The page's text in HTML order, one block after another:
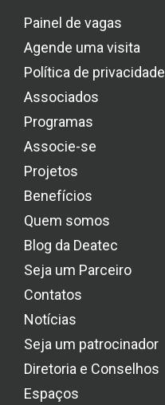
Painel de vagas
Agende uma visita
Política de privacidade
Associados
Programas
Associe-se
Projetos
Benefícios
Quem somos
Blog da Deatec
Seja um Parceiro
Contatos
Notícias
Seja um patrocinador
Diretoria e Conselhos
Espaços